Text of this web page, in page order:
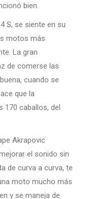
bien.
S, se siente en su
motos más
La gran
de comerse las
cuando se
que la
170 caballos, del
Akrapovic
el sonido sin
de curva a curva, te
moto mucho más
y se maneja de